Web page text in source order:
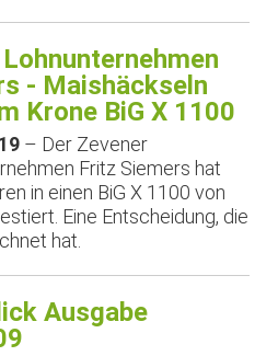
- Maishäckseln
Krone BiG X 1100
– Der Zevener
Fritz Siemers hat
in einen BiG X 1100 von
Eine Entscheidung, die
hat.
Ausgabe